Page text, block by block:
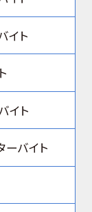
イト
イト
ーバイト